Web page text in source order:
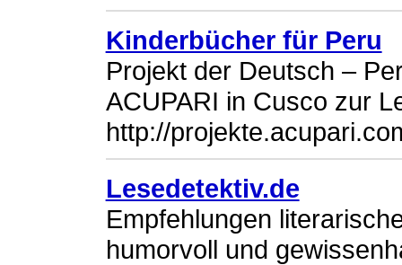
Kinderbücher für Peru
Projekt der Deutsch –
ACUPARI in Cusco zur
http://
Lesedetektiv.de
Empfehlungen
humorvoll und